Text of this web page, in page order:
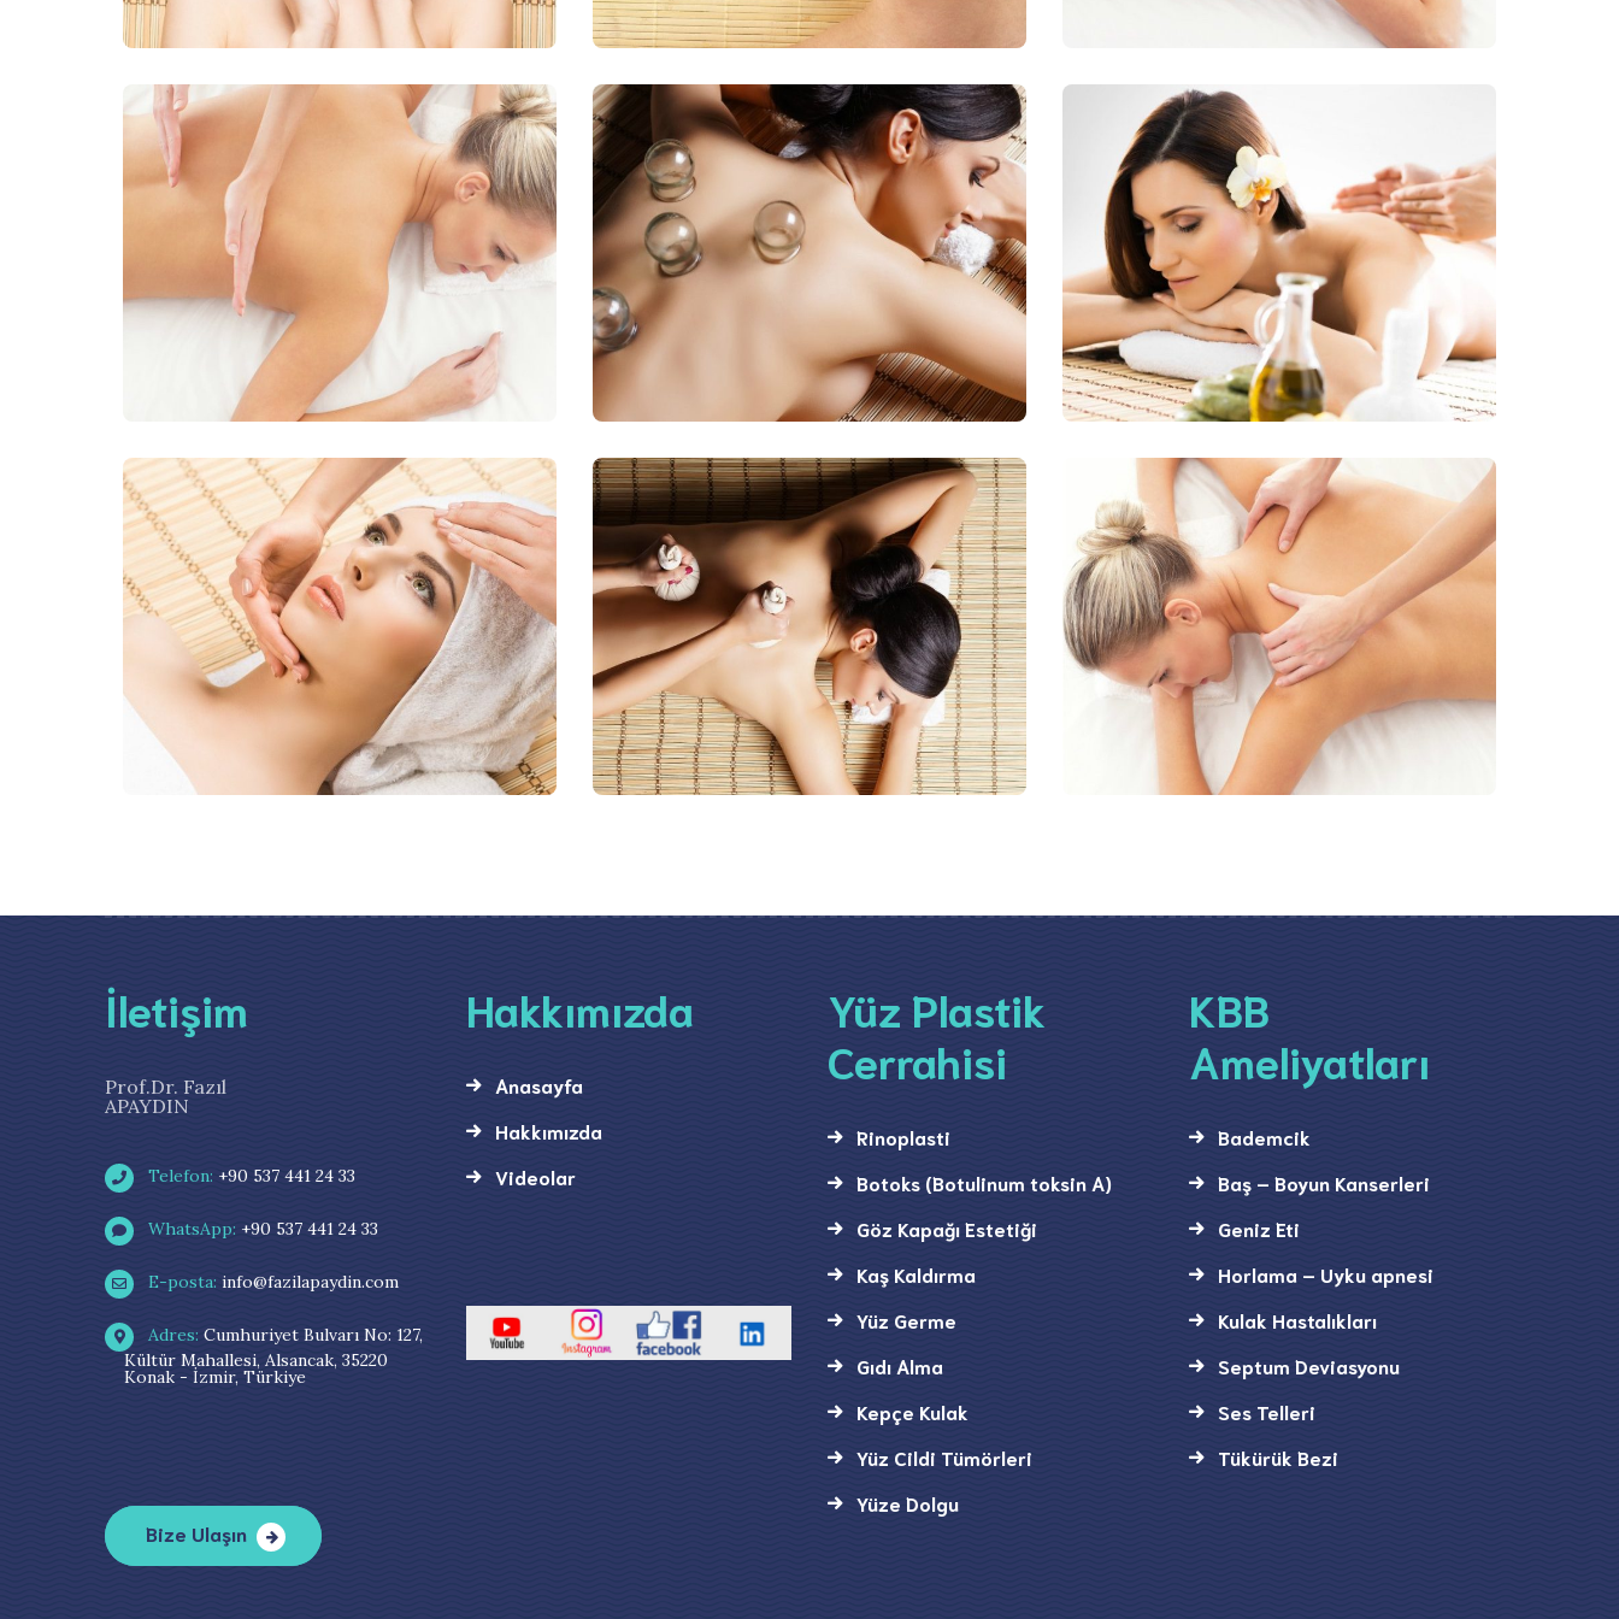
İletişim
Prof.Dr. Fazıl
APAYDIN
Telefon: +90 537 441 24 33
WhatsApp: +90 537 441 24 33
E-posta: info@fazilapaydin.com
Adres: Cumhuriyet Bulvarı No: 127,
Kültür Mahallesi, Alsancak, 35220
Konak - İzmir, Türkiye
Bize Ulaşın
Hakkımızda
Anasayfa
Hakkımızda
Videolar
Yüz Plastik
Cerrahisi
Rinoplasti
Botoks (Botulinum toksin A)
Göz Kapağı Estetiği
Kaş Kaldırma
Yüz Germe
Gıdı Alma
Kepçe Kulak
Yüz Cildi Tümörleri
Yüze Dolgu
KBB
Ameliyatları
Bademcik
Baş – Boyun Kanserleri
Geniz Eti
Horlama – Uyku apnesi
Kulak Hastalıkları
Septum Deviasyonu
Ses Telleri
Tükürük Bezi